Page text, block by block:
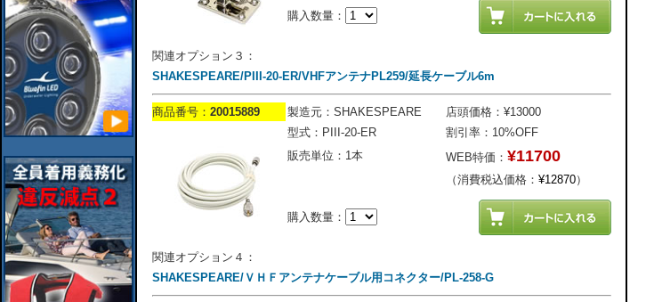
購入数量：
関連オプション３：
SHAKESPEARE/PIII-20-ER/VHFアンテナPL259/延長ケーブル6m
商品番号： 20015889 製造元：SHAKESPEARE
店頭価格：¥13000
型式：PIII-20-ER
割引率：10%OFF
販売単位：1本
WEB特価： ¥11700
（消費税込価格： ¥12870）
購入数量：
関連オプション４：
SHAKESPEARE/ＶＨＦアンテナケーブル用コネクター/PL-258-G